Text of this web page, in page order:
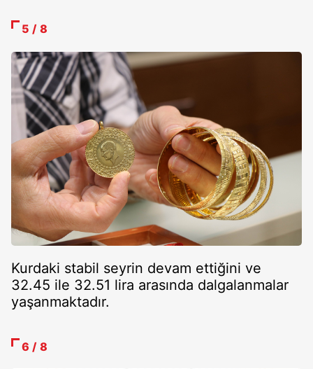
5 / 8
Kurdaki stabil seyrin devam ettiğini ve
32.45 ile 32.51 lira arasında dalgalanmalar
yaşanmaktadır.
6 / 8